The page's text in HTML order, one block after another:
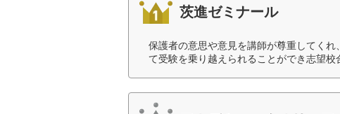
茨進ゼミナール
保護者の意思や意見を講師が尊重してく
て受験を乗り越えられることができ志望校